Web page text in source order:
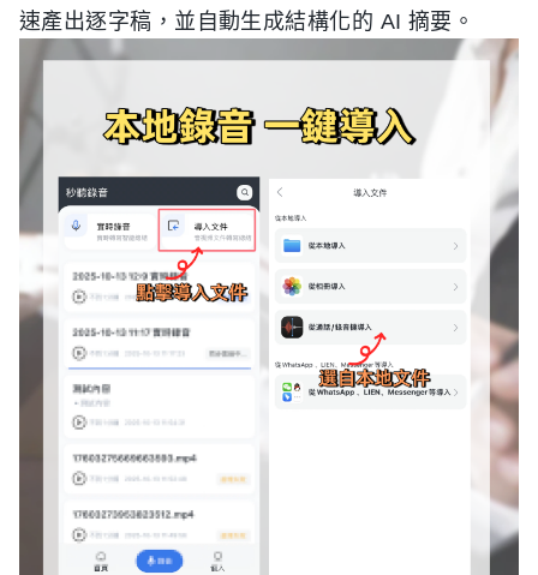
速產出逐字稿，並自動生成結構化的 AI 摘要。